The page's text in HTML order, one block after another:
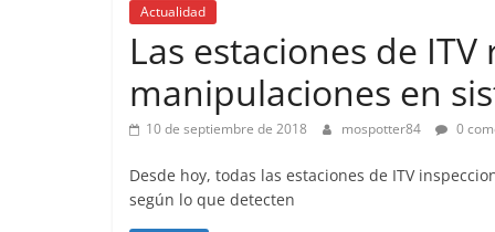
Actualidad
Las estaciones de
manipulaciones en
10 de septiembre de 2018 mospotter84 0
Desde hoy, todas las estaciones de ITV
según lo que detecten